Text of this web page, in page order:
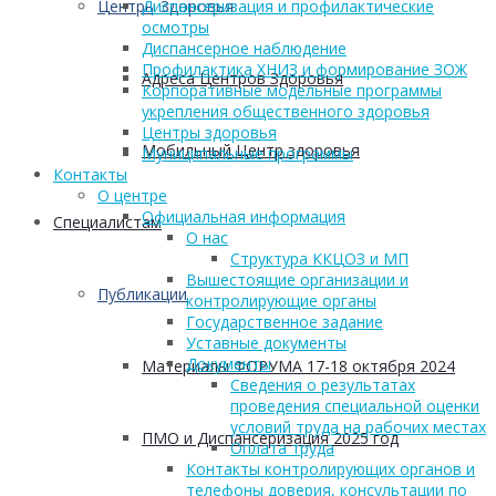
Центры Здоровья
Адреса Центров Здоровья
Мобильный Центр здоровья
Cпециалистам
Публикации
Материалы ФОРУМА 17-18 октября 2024
ПМО и Диспансеризация 2025 год
Диспансеризация и профилактические
осмотры
Диспансерное наблюдение
Профилактика ХНИЗ и формирование ЗОЖ
Корпоративные модельные программы
укрепления общественного здоровья
Центры здоровья
Муниципальные программы
Контакты
О центре
Официальная информация
О нас
Структура ККЦОЗ и МП
Вышестоящие организации и
контролирующие органы
Государственное задание
Уставные документы
Документы
Сведения о результатах
проведения специальной оценки
условий труда на рабочих местах
Оплата труда
Контакты контролирующих органов и
телефоны доверия, консультации по